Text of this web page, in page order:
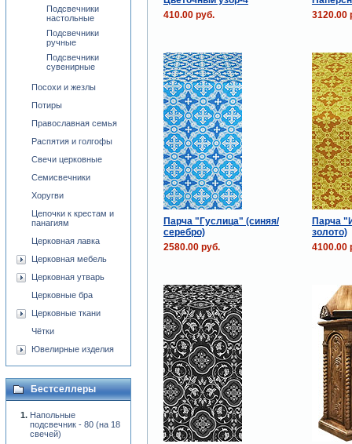
410.00 руб.
3120.00
Парча "Гуслица" (синяя/
серебро)
Парча
золото)
2580.00 руб.
4100.00
Подсвечники
настольные
Подсвечники
ручные
Подсвечники
сувенирные
Посохи и жезлы
Потиры
Православная семья
Распятия и голгофы
Свечи церковные
Семисвечники
Хоругви
Цепочки к крестам и
панагиям
Церковная лавка
Церковная мебель
Церковная утварь
Церковные бра
Церковные ткани
Чётки
Ювелирные изделия
Бестселлеры
Напольные
подсвечник - 80 (на 18
свечей)